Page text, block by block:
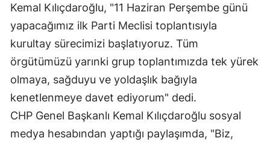
Kemal Kılıçdaroğlu, "11 Haziran Perşembe günü
yapacağımız ilk Parti Meclisi toplantısıyla
kurultay sürecimizi başlatıyoruz. Tüm
örgütümüzü yarınki grup toplantımızda tek yürek
olmaya, sağduyu ve yoldaşlık bağıyla
kenetlenmeye davet ediyorum" dedi.
CHP Genel Başkanlı Kemal Kılıçdaroğlu sosyal
medya hesabından yaptığı paylaşımda, "Biz,